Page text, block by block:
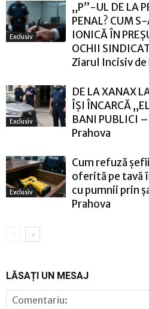
Exclusiv
„P”-UL DE LA
PENAL? CUM
IONICĂ ÎN
OCHII
Ziarul Incisiv de
Exclusiv
DE LA XANAX
ÎȘI ÎNCARCĂ
BANI PUBLICI
Prahova
Exclusiv
Cum refuză
oferită pe tavă
cu pumnii prin
Prahova
LĂSAȚI UN MESAJ